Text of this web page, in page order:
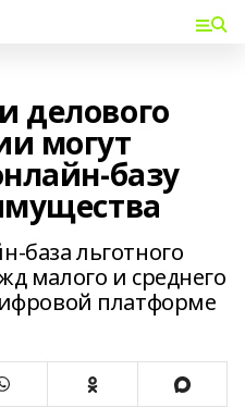
делового
могут
базу
база льготного
малого и среднего
платформе